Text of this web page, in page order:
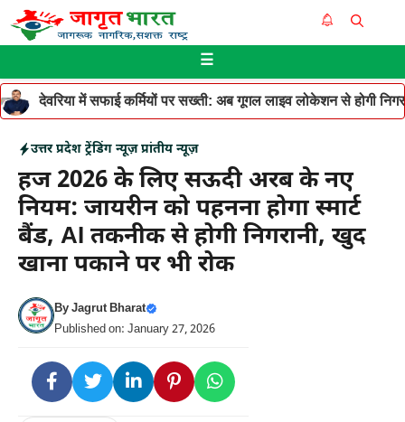
Skip
to
☰
देवरिया में सफाई कर्मियों पर सख्ती: अब गूगल लाइव लोकेशन से होगी
उत्तर प्रदेश ट्रेंडिंग न्यूज़ प्रांतीय न्यूज़
हज 2026 के लिए सऊदी अरब के नए
नियम: जायरीन को पहनना होगा स्मार्ट
बैंड, AI तकनीक से होगी निगरानी, खुद
खाना पकाने पर भी रोक
ByJagrut Bharat
Published on: January 27, 2026